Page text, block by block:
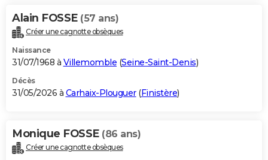
Alain FOSSE (57 ans)
Créer une cagnotte obsèques
Naissance
31/07/1968 à Villemomble (Seine-Saint-Denis)
Décès
31/05/2026 à Carhaix-Plouguer(Finistère)
Monique FOSSE (86 ans)
Créer une cagnotte obsèques